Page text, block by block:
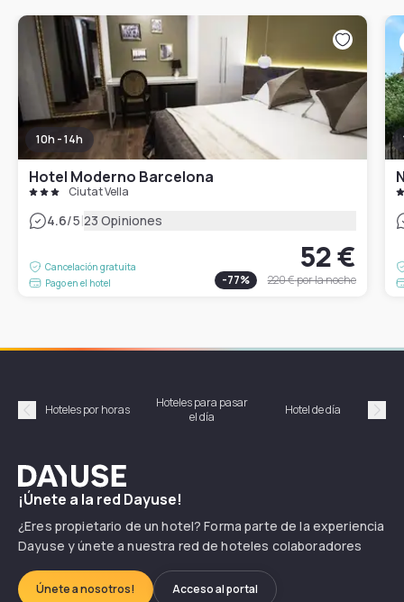
10h - 14h
Hotel Moderno Barcelona
Ciutat Vella
4.6/5|23 Opiniones
Cancelación gratuita
Pago en el hotel
52 €
-77% 220 €por la noche
Précédent
Hoteles por horas
Hoteles para pasar
el día
Hotel de día
Dayuse
¡Únete a la red Dayuse!
¿Eres propietario de un hotel? Forma parte de la experiencia
Dayuse y únete a nuestra red de hoteles colaboradores
Únete a nosotros! Acceso al portal